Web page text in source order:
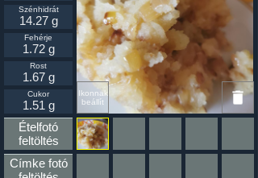
Ikonnak
beállít
Szénhidrát
14.27 g
Fehérje
1.72 g
Rost
1.67 g
Cukor
1.51 g
Ételfotó
feltöltés
Címke fotó